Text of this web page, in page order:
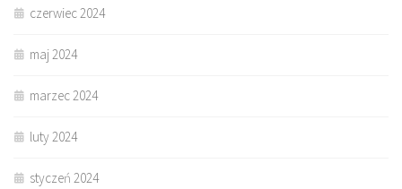
czerwiec 2024
maj 2024
marzec 2024
luty 2024
styczeń 2024